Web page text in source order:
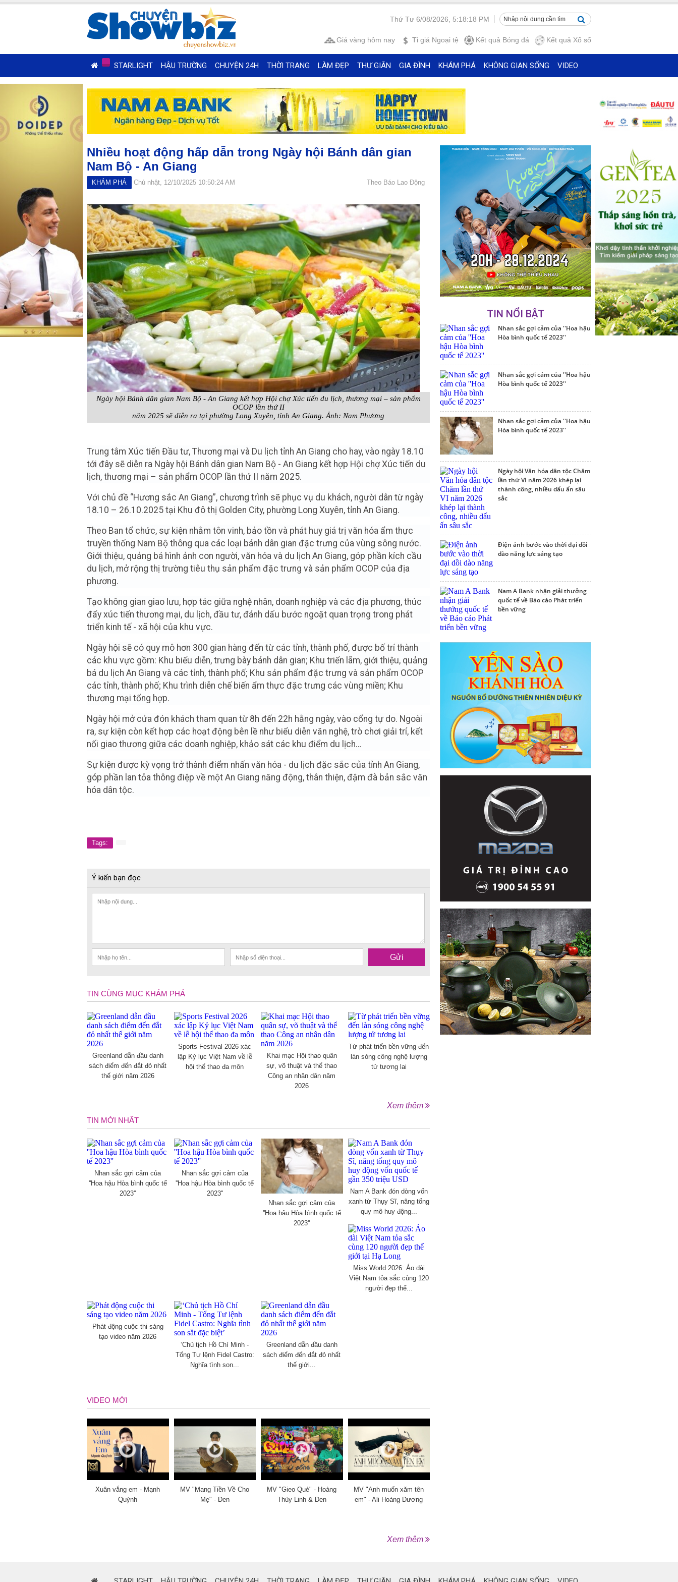
Thứ Tư 6/08/2026, 5:18:19 PM
Kết quả Xổ số
Kết quả Bóng đá
Tỉ giá Ngoại tệ
Giá vàng hôm nay
STARLIGHT HẬU TRƯỜNG CHUYỆN 24H THỜI TRANG LÀM ĐẸP THƯ GIÃN GIA ĐÌNH KHÁM PHÁ KHÔNG GIAN SỐNG VIDEO
Nhiều hoạt động hấp dẫn trong Ngày hội Bánh dân gian
Nam Bộ - An Giang
KHÁM PHÁ Chủ nhật, 12/10/2025 10:50:24 AM Theo Báo Lao Động
Ngày hội Bánh dân gian Nam Bộ - An Giang kết hợp Hội chợ Xúc tiến du lịch, thương mại – sản phẩm
OCOP lần thứ II
năm 2025 sẽ diễn ra tại phường Long Xuyên, tỉnh An Giang. Ảnh: Nam Phương
Trung tâm Xúc tiến Đầu tư, Thương mại và Du lịch tỉnh An Giang cho hay, vào ngày 18.10
tới đây sẽ diễn ra Ngày hội Bánh dân gian Nam Bộ - An Giang kết hợp Hội chợ Xúc tiến du
lịch, thương mại – sản phẩm OCOP lần thứ II năm 2025.
Với chủ đề “Hương sắc An Giang”, chương trình sẽ phục vụ du khách, người dân từ ngày
18.10 – 26.10.2025 tại Khu đô thị Golden City, phường Long Xuyên, tỉnh An Giang.
Theo Ban tổ chức, sự kiện nhằm tôn vinh, bảo tồn và phát huy giá trị văn hóa ẩm thực
truyền thống Nam Bộ thông qua các loại bánh dân gian đặc trưng của vùng sông nước.
Giới thiệu, quảng bá hình ảnh con người, văn hóa và du lịch An Giang, góp phần kích cầu
du lịch, mở rộng thị trường tiêu thụ sản phẩm đặc trưng và sản phẩm OCOP của địa
phương.
Tạo không gian giao lưu, hợp tác giữa nghệ nhân, doanh nghiệp và các địa phương, thúc
đẩy xúc tiến thương mại, du lịch, đầu tư, đánh dấu bước ngoặt quan trọng trong phát
triển kinh tế - xã hội của khu vực.
Ngày hội sẽ có quy mô hơn 300 gian hàng đến từ các tỉnh, thành phố, được bố trí thành
các khu vực gồm: Khu biểu diễn, trưng bày bánh dân gian; Khu triển lãm, giới thiệu, quảng
bá du lịch An Giang và các tỉnh, thành phố; Khu sản phẩm đặc trưng và sản phẩm OCOP
các tỉnh, thành phố; Khu trình diễn chế biến ẩm thực đặc trưng các vùng miền; Khu
thương mại tổng hợp.
Ngày hội mở cửa đón khách tham quan từ 8h đến 22h hằng ngày, vào cổng tự do. Ngoài
ra, sự kiện còn kết hợp các hoạt động bên lề như biểu diễn văn nghệ, trò chơi giải trí, kết
nối giao thương giữa các doanh nghiệp, khảo sát các khu điểm du lịch…
Sự kiện được kỳ vọng trở thành điểm nhấn văn hóa - du lịch đặc sắc của tỉnh An Giang,
góp phần lan tỏa thông điệp về một An Giang năng động, thân thiện, đậm đà bản sắc văn
hóa dân tộc.
Tags:
Ý kiến bạn đọc
Gửi
TIN CÙNG MỤC KHÁM PHÁ
Greenland dẫn đầu danh
sách điểm đến đắt đỏ nhất
thế giới năm 2026
Sports Festival 2026 xác
lập Kỷ lục Việt Nam về lễ
hội thể thao đa môn
Khai mạc Hội thao quân
sự, võ thuật và thể thao
Công an nhân dân năm
2026
Từ phát triển bền vững đến
làn sóng công nghệ lượng
tử tương lai
Xem thêm
TIN MỚI NHẤT
Nhan sắc gợi cảm của
''Hoa hậu Hòa bình quốc tế
2023''
Nhan sắc gợi cảm của
''Hoa hậu Hòa bình quốc tế
2023''
Nhan sắc gợi cảm của
''Hoa hậu Hòa bình quốc tế
2023''
Nam A Bank đón dòng vốn
xanh từ Thụy Sĩ, nâng tổng
quy mô huy động...
Miss World 2026: Áo dài
Việt Nam tỏa sắc cùng 120
người đẹp thế...
Phát động cuộc thi sáng
tạo video năm 2026
‘Chủ tịch Hồ Chí Minh -
Tổng Tư lệnh Fidel Castro:
Nghĩa tình son...
Greenland dẫn đầu danh
sách điểm đến đắt đỏ nhất
thế giới...
VIDEO MỚI
Xuân vắng em - Mạnh
Quỳnh
MV "Mang Tiền Về Cho
Mẹ" - Đen
MV "Gieo Quẻ" - Hoàng
Thùy Linh & Đen
MV "Anh muốn xăm tên
em" - Ali Hoàng Dương
Xem thêm
TIN NỔI BẬT
Nhan sắc gợi cảm của ''Hoa hậu
Hòa bình quốc tế 2023''
Nhan sắc gợi cảm của ''Hoa hậu
Hòa bình quốc tế 2023''
Nhan sắc gợi cảm của ''Hoa hậu
Hòa bình quốc tế 2023''
Ngày hội Văn hóa dân tộc Chăm
lần thứ VI năm 2026 khép lại
thành công, nhiều dấu ấn sâu
sắc
Điện ảnh bước vào thời đại dồi
dào năng lực sáng tạo
Nam A Bank nhận giải thưởng
quốc tế về Báo cáo Phát triển
bền vững